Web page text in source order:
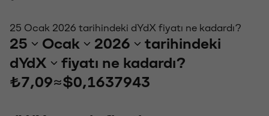
25 Ocak 2026 tarihindeki dYdX fiyatı ne kadardı?
25 Ocak 2026
tarihindeki
dYdX
fiyatı ne kadardı?
₺7,09≈$0,1637943